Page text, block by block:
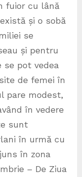
fuior cu lână
și o sobă
se
și pentru
se pot vedea
de femei în
pare modest,
în vedere
sunt
în urmă cu
în zona
– De Ziua